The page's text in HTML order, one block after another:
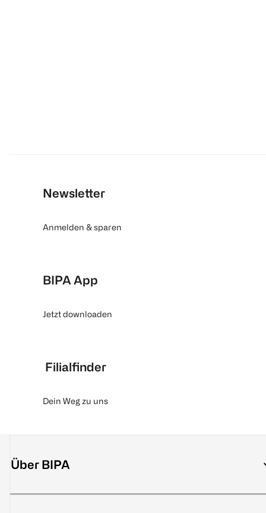
Newsletter
Anmelden & sparen
BIPA App
Jetzt downloaden
Filialfinder
Dein Weg zu uns
Über BIPA